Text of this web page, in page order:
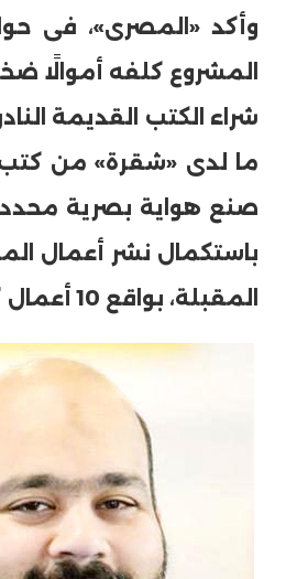
وأكد «المصرى»، فى
المشروع كلفه أموالًا
شراء الكتب القديمة
ما لدى «شقرة» من
صنع هواية بصرية
باستكمال نشر أعمال
المقبلة، بواقع 10 أعمال كل 3 أشهر.